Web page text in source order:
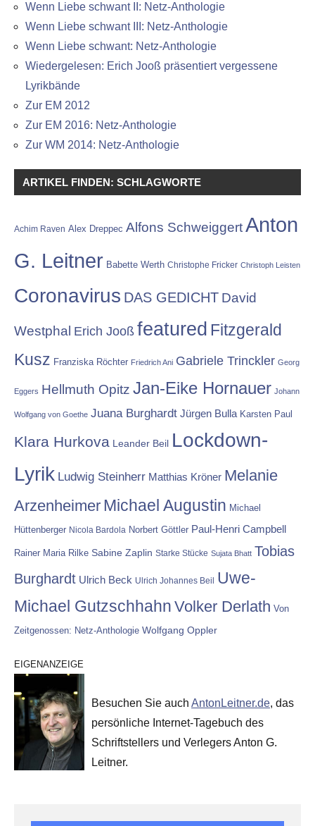
Wenn Liebe schwant II: Netz-Anthologie
Wenn Liebe schwant III: Netz-Anthologie
Wenn Liebe schwant: Netz-Anthologie
Wiedergelesen: Erich Jooß präsentiert vergessene
Lyrikbände
Zur EM 2012
Zur EM 2016: Netz-Anthologie
Zur WM 2014: Netz-Anthologie
ARTIKEL FINDEN: SCHLAGWORTE
Achim Raven Alex Dreppec Alfons SchweiggertAnton
G. Leitner Babette Werth Christophe Fricker Christoph Leisten
Coronavirus DAS GEDICHT David
Westphal Erich Jooß featured Fitzgerald
Kusz Franziska Röchter Friedrich Ani Gabriele Trinckler Georg
Eggers Hellmuth Opitz Jan-Eike Hornauer Johann
Wolfgang von Goethe Juana Burghardt Jürgen Bulla Karsten Paul
Klara Hurkova Leander Beil Lockdown-
Lyrik Ludwig Steinherr Matthias Kröner Melanie
Arzenheimer Michael Augustin Michael
Hüttenberger Nicola Bardola Norbert Göttler Paul-Henri Campbell
Rainer Maria Rilke Sabine Zaplin Starke Stücke Sujata Bhatt Tobias
Burghardt Ulrich Beck Ulrich Johannes Beil
Uwe-
Michael Gutzschhahn Volker Derlath Von
Zeitgenossen: Netz-Anthologie Wolfgang Oppler
EIGENANZEIGE
Besuchen Sie auch AntonLeitner.de, das
persönliche Internet-Tagebuch des
Schriftstellers und Verlegers Anton G.
Leitner.